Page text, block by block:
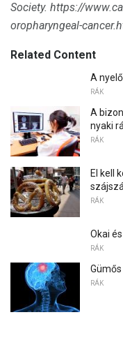
Society. https://
oropharyngeal-
Related Content
A
RÁK
A
nyaki
RÁK
El kell
RÁK
Okai
RÁK
RÁK